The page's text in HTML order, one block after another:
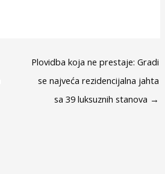
Plovidba koja ne prestaje: Gradi
se najveća rezidencijalna jahta
sa 39 luksuznih stanova →